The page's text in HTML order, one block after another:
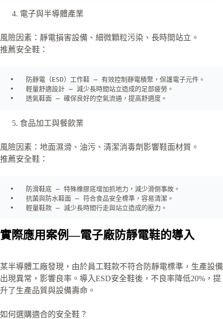
電子與半導體產業
風險因素：靜電損害設備、細微顆粒污染、長時間站立。
推薦安全鞋：
•   防靜電（ESD）工作鞋 – 有效控制靜電積聚，保護電子元件。
•   輕量舒適設計 – 減少長時間站立造成的足部疲勞。
•   透氣鞋面 – 確保良好的空氣流通，提高舒適度。
食品加工與餐飲業
風險因素：地面濕滑、油污、清潔消毒劑影響鞋面材質。
推薦安全鞋：
•   防滑鞋底 – 特殊橡膠底增加抓地力，減少滑倒事故。
•   抗菌與防水鞋面 – 符合食品安全標準，容易清潔。
•   輕量鞋款 – 減少長時間行走與站立造成的壓力。
實際應用案例—電子廠防靜電鞋的導入
某半導體工廠發現，由於員工鞋款不符合防靜電標準，生產設備
出現異常，影響良率。導入ESD安全鞋後，不良率降低20%，提
升了生產品質與設備壽命。
如何選購適合的安全鞋？